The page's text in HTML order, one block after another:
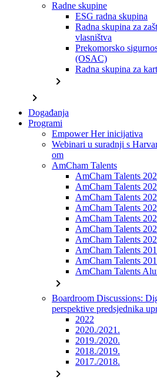
Radne skupine
ESG radna skupina
Radna skupina za
vlasništva
Prekomorsko
(OSAC)
Radna skupina za
chevron_right
chevron_right
Događanja
Programi
Empower Her inicijativa
Webinari u suradnji s
om
AmCham Talents
AmCham Talents
AmCham Talents
AmCham Talents
AmCham Talents
AmCham Talents
AmCham Talents
AmCham Talents
AmCham Talents
AmCham Talents
AmCham Talents
chevron_right
Boardroom Discussions:
perspektive predsjednika
2022
2020./2021.
2019./2020.
2018./2019.
2017./2018.
chevron_right